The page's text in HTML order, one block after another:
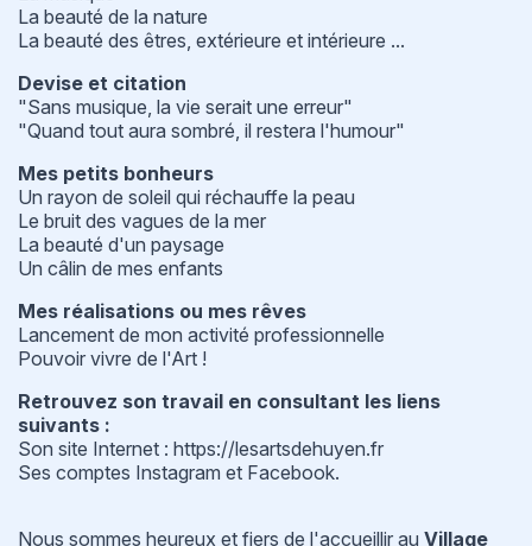
La beauté de la nature
La beauté des êtres, extérieure et intérieure ...
Devise et citation
"Sans musique, la vie serait une erreur"
"Quand tout aura sombré, il restera l'humour"
Mes petits bonheurs
Un rayon de soleil qui réchauffe la peau
Le bruit des vagues de la mer
La beauté d'un paysage
Un câlin de mes enfants
Mes réalisations ou mes rêves
Lancement de mon activité professionnelle
Pouvoir vivre de l'Art !
Retrouvez son travail en consultant les liens
suivants :
Son site Internet : https://lesartsdehuyen.fr
Ses comptes Instagram et Facebook.
Nous sommes heureux et fiers de l'accueillir au Village